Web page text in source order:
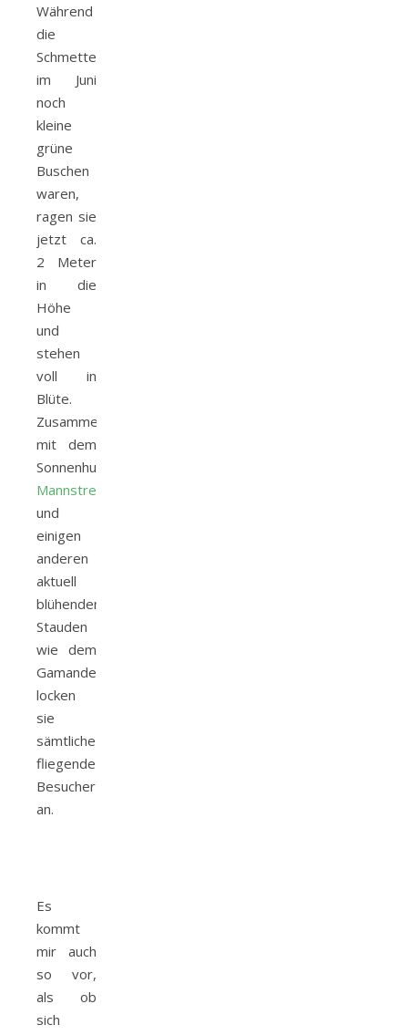
Während
die
Schmetterlingsflieder
im Juni
noch
kleine
grüne
Buschen
waren,
ragen sie
jetzt ca.
2 Meter
in die
Höhe
und
stehen
voll in
Blüte.
Zusammen
mit dem
Sonnenhut,
Mannstreu
und
einigen
anderen
aktuell
blühenden
Stauden
wie dem
Gamander,
locken
sie
sämtliche
fliegende
Besucher
an.
Es
kommt
mir auch
so vor,
als ob
sich